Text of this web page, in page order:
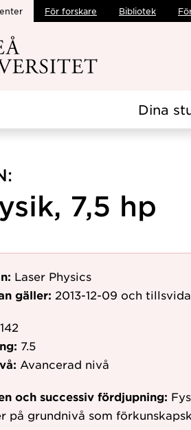
innehållet
För forskare Bibliotek
Dina
7,5 hp
Laser Physics
gäller: 2013-12-09 och
7.5
Avancerad nivå
och successiv fördjupning:
på grundnivå som